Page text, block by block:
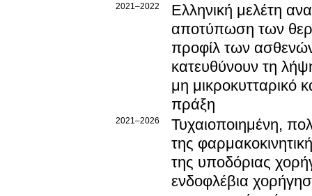
2021–2022
Ελληνική μελέτη
αποτύπωση των
προφίλ των
κατευθύνουν τη
μη μικροκυτταρικό
πράξη
2021–2026
Τυχαιοποιημένη,
της
της υποδόριας
ενδοφλέβια